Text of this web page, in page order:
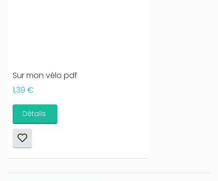
Sur mon vélo pdf
1,39 €
Détails